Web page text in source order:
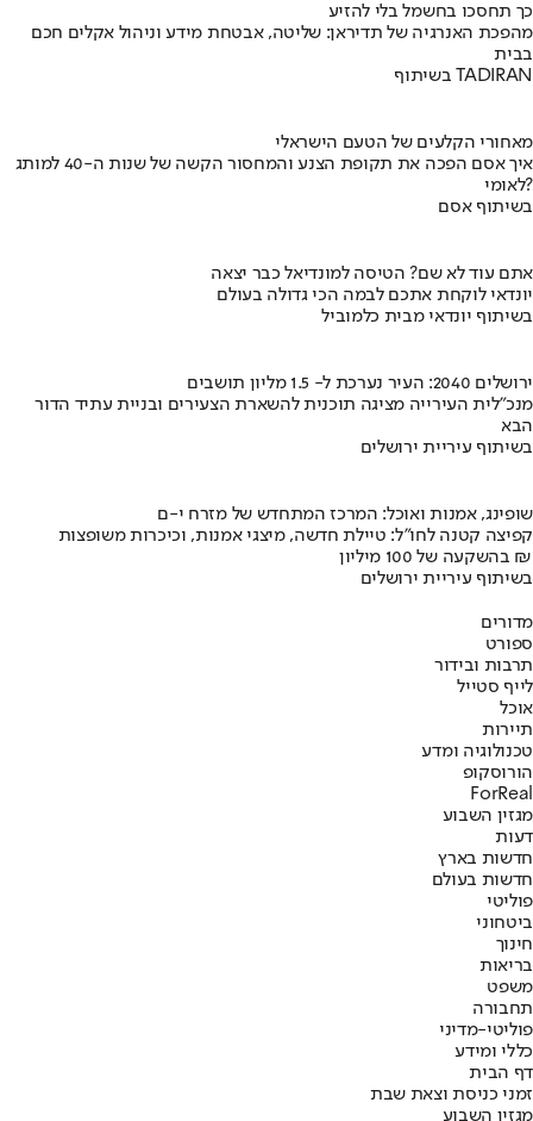
כך תחסכו בחשמל בלי להזיע
מהפכת האנרגיה של תדיראן: שליטה, אבטחת מידע וניהול אקלים חכם
בבית
בשיתוף TADIRAN
מאחורי הקלעים של הטעם הישראלי
איך אסם הפכה את תקופת הצנע והמחסור הקשה של שנות ה-40 למותג
לאומי?
בשיתוף אסם
אתם עוד לא שם? הטיסה למונדיאל כבר יצאה
יונדאי לוקחת אתכם לבמה הכי גדולה בעולם
בשיתוף יונדאי מבית כלמוביל
ירושלים 2040: העיר נערכת ל- 1.5 מליון תושבים
מנכ"לית העירייה מציגה תוכנית להשארת הצעירים ובניית עתיד הדור
הבא
בשיתוף עיריית ירושלים
שופינג, אמנות ואוכל: המרכז המתחדש של מזרח י-ם
קפיצה קטנה לחו"ל: טיילת חדשה, מיצגי אמנות, וכיכרות משופצות
בהשקעה של 100 מיליון ₪
בשיתוף עיריית ירושלים
מדורים
ספורט
תרבות ובידור
לייף סטייל
אוכל
תיירות
טכנולוגיה ומדע
הורוסקופ
ForReal
מגזין השבוע
דעות
חדשות בארץ
חדשות בעולם
פוליטי
ביטחוני
חינוך
בריאות
משפט
תחבורה
פוליטי-מדיני
כללי ומידע
דף הבית
זמני כניסת וצאת שבת
מגזין השבוע